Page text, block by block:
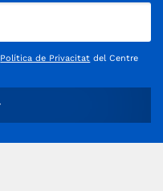
Política de Privacitat del Centre